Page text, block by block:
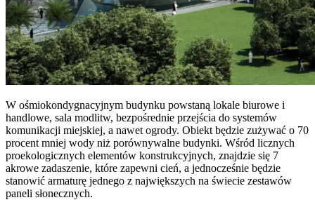
W ośmiokondygnacyjnym budynku powstaną lokale biurowe i
handlowe, sala modlitw, bezpośrednie przejścia do systemów
komunikacji miejskiej, a nawet ogrody. Obiekt będzie zużywać o 70
procent mniej wody niż porównywalne budynki. Wśród licznych
proekologicznych elementów konstrukcyjnych, znajdzie się 7
akrowe zadaszenie, które zapewni cień, a jednocześnie będzie
stanowić armaturę jednego z największych na świecie zestawów
paneli słonecznych.